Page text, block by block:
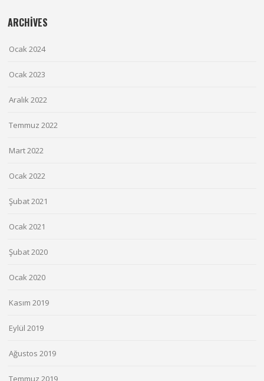
ARCHIVES
Ocak 2024
Ocak 2023
Aralık 2022
Temmuz 2022
Mart 2022
Ocak 2022
Şubat 2021
Ocak 2021
Şubat 2020
Ocak 2020
Kasım 2019
Eylül 2019
Ağustos 2019
Temmuz 2019